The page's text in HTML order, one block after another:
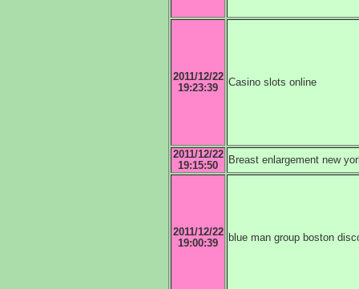
2011/12/22
19:23:39
Casino slots online
2011/12/22
19:15:50
Breast enlargement new
2011/12/22
19:00:39
blue man group boston